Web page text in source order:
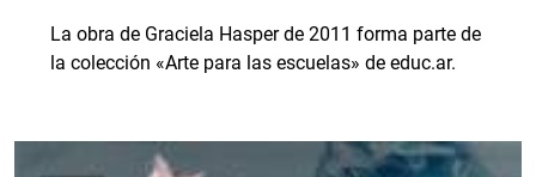
La obra de Graciela Hasper de 2011 forma parte de
la colección «Arte para las escuelas» de educ.ar.